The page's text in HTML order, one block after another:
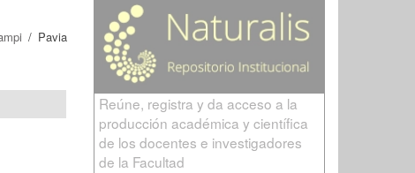
/ Pavia
Reúne, registra y da acceso a la
producción académica y científica
de los docentes e investigadores
de la Facultad